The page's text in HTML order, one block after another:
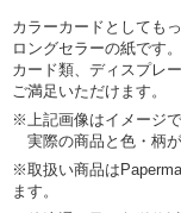
カラーカードとしても
ロングセラーの紙です
カード類、ディスプレ
ご満足いただけます。
※上記画像はイメージで
実際の商品と色・柄が
※取扱い商品は
ます。